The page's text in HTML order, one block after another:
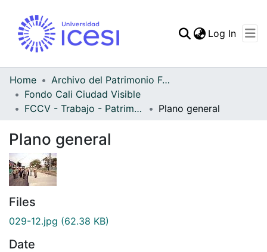
Log In
Home
Archivo del Patrimonio Fotográfico y Fílmico del Valle del Cauca
Fondo Cali Ciudad Visible
FCCV - Trabajo - Patrimonial
Plano general
Plano general
Files
029-12.jpg (62.38 KB)
Date